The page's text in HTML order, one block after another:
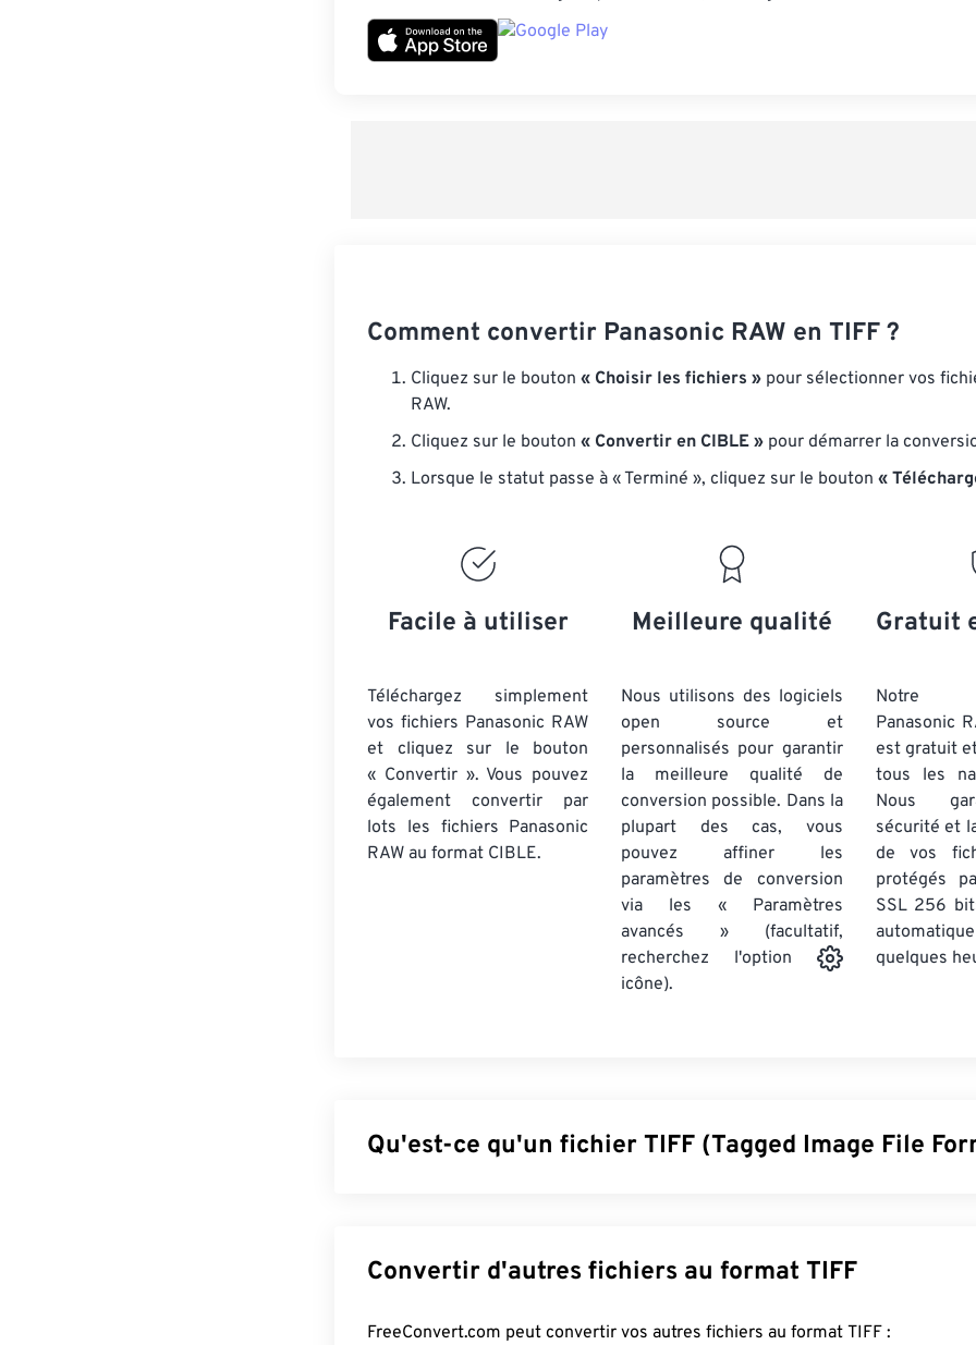
Comment convertir Panasonic RAW en TIFF ?
Cliquez sur le bouton « Choisir les fichiers » pour sélectionner vos
RAW.
Cliquez sur le bouton « Convertir en CIBLE » pour démarrer la
Lorsque le statut passe à « Terminé », cliquez sur le bouton «
Facile à utiliser
Téléchargez simplement
vos fichiers Panasonic RAW
et cliquez sur le bouton
« Convertir ». Vous pouvez
également convertir par
lots les fichiers Panasonic
RAW au format CIBLE.
Meilleure qualité
Nous utilisons des logiciels
open source et
personnalisés pour garantir
la meilleure qualité de
conversion possible. Dans la
plupart des cas, vous
pouvez affiner les
paramètres de conversion
via les « Paramètres
avancés » (facultatif,
recherchez l'option
icône).
Gratuit
Notre
Panasonic
est gratuit
tous les
Nous
sécurité et
de vos
protégés
SSL 256
quelques
Qu'est-ce qu'un fichier TIFF (Tagged Image File
Sa structure bitmap et matricielle lui confère la flexibilité nécessaire pour
fichiers JPEG, des fichiers image compressés sans perte, des images avec
Convertir d'autres fichiers au format TIFF
FreeConvert.com peut convertir vos autres fichiers au format TIFF :